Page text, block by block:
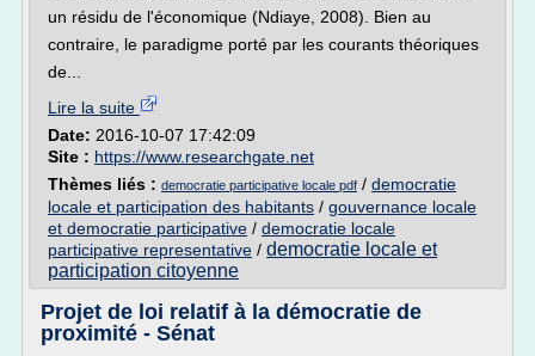
un résidu de l'économique (Ndiaye, 2008). Bien au
contraire, le paradigme porté par les courants théoriques
de...
Lire la suite
Date: 2016-10-07 17:42:09
Site : https://www.researchgate.net
Thèmes liés : democratie participative locale pdf / democratie
locale et participation des habitants / gouvernance locale
et democratie participative / democratie locale
participative representative / democratie locale et
participation citoyenne
Projet de loi relatif à la démocratie de
proximité - Sénat